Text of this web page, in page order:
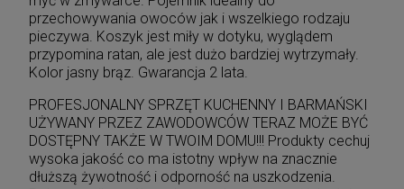
przechowywania owoców jak i wszelkiego rodzaju
pieczywa. Koszyk jest miły w dotyku, wyglądem
przypomina ratan, ale jest dużo bardziej wytrzymały.
Kolor jasny brąz. Gwarancja 2 lata.
PROFESJONALNY SPRZĘT KUCHENNY I BARMAŃSKI
UŻYWANY PRZEZ ZAWODOWCÓW TERAZ MOŻE BYĆ
DOSTĘPNY TAKŻE W TWOIM DOMU!!! Produkty cechuj
wysoka jakość co ma istotny wpływ na znacznie
dłuższą żywotność i odporność na uszkodzenia.